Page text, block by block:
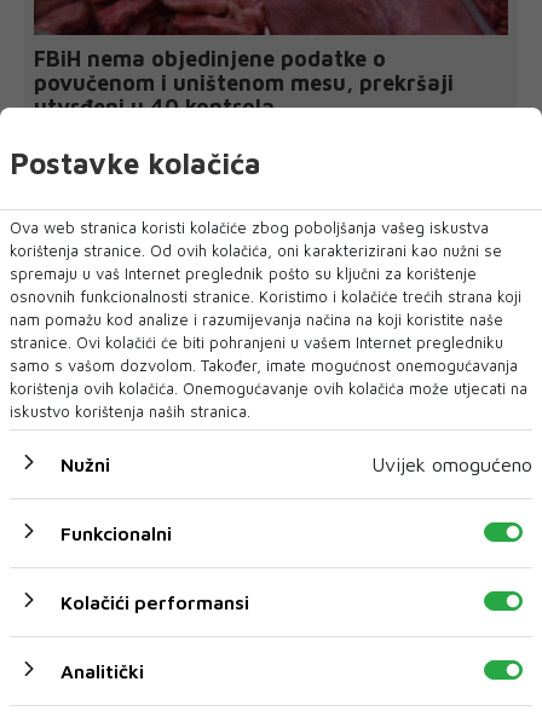
FBiH nema objedinjene podatke o
povučenom i uništenom mesu, prekršaji
utvrđeni u 40 kontrola
jedinstvena baza podataka o kontr...
Postavke kolačića
Ova web stranica koristi kolačiće zbog poboljšanja vašeg iskustva
korištenja stranice. Od ovih kolačića, oni karakterizirani kao nužni se
spremaju u vaš Internet preglednik pošto su ključni za korištenje
osnovnih funkcionalnosti stranice. Koristimo i kolačiće trećih strana koji
nam pomažu kod analize i razumijevanja načina na koji koristite naše
stranice. Ovi kolačići će biti pohranjeni u vašem Internet pregledniku
samo s vašom dozvolom. Također, imate mogućnost onemogućavanja
korištenja ovih kolačića. Onemogućavanje ovih kolačića može utjecati na
iskustvo korištenja naših stranica.
Nužni Uvijek omogućeno
Funkcionalni
Kolačići performansi
Analitički